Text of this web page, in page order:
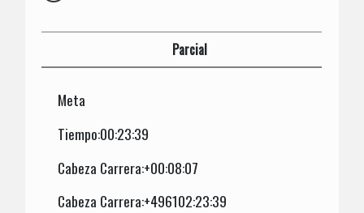
Parcial
Meta
Tiempo:00:23:39
Cabeza Carrera:+00:08:07
Cabeza Carrera:+496102:23:39